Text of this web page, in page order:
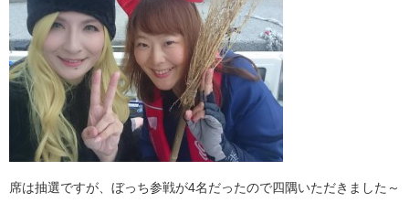
席は抽選ですが、ぼっち参戦が4名だったので四隅いただきました～